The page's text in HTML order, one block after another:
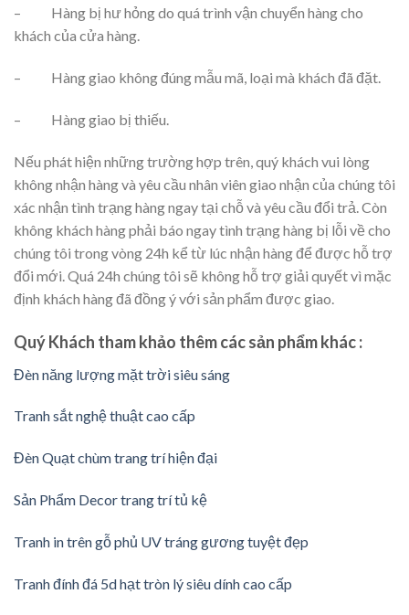
– Hàng bị hư hỏng do quá trình vận chuyển hàng cho
khách của cửa hàng.
– Hàng giao không đúng mẫu mã, loại mà khách đã đặt.
– Hàng giao bị thiếu.
Nếu phát hiện những trường hợp trên, quý khách vui lòng
không nhận hàng và yêu cầu nhân viên giao nhận của chúng tôi
xác nhận tình trạng hàng ngay tại chỗ và yêu cầu đổi trả. Còn
không khách hàng phải báo ngay tình trạng hàng bị lỗi về cho
chúng tôi trong vòng 24h kể từ lúc nhận hàng để được hỗ trợ
đổi mới. Quá 24h chúng tôi sẽ không hỗ trợ giải quyết vì mặc
định khách hàng đã đồng ý với sản phẩm được giao.
Quý Khách tham khảo thêm các sản phẩm khác :
Đèn năng lượng mặt trời siêu sáng
Tranh sắt nghệ thuật cao cấp
Đèn Quạt chùm trang trí hiện đại
Sản Phẩm Decor trang trí tủ kệ
Tranh in trên gỗ phủ UV tráng gương tuyệt đẹp
Tranh đính đá 5d hạt tròn lý siêu dính cao cấp